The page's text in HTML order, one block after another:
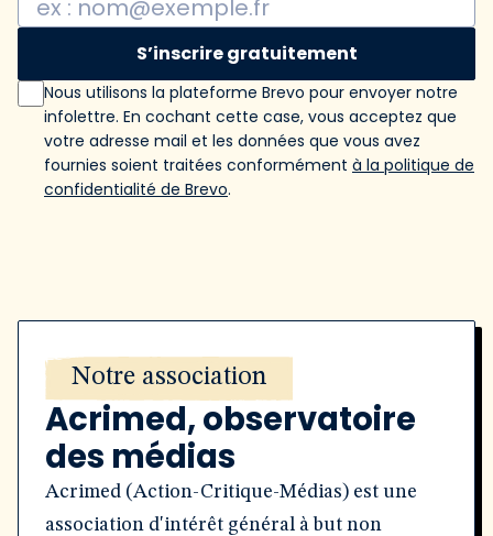
S’inscrire gratuitement
Nous utilisons la plateforme Brevo pour envoyer notre
infolettre. En cochant cette case, vous acceptez que
votre adresse mail et les données que vous avez
fournies soient traitées conformément à la politique de
confidentialité de Brevo.
Notre association
Acrimed, observatoire
des médias
Acrimed (Action-Critique-Médias) est une
association d'intérêt général à but non